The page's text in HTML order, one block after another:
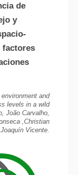
de
y
factores
and
levels in a wild
João Carvalho,
,Christian
Vicente.